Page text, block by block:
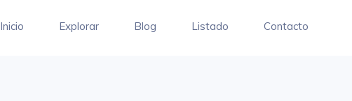
Inicio Explorar Blog Listado Contacto